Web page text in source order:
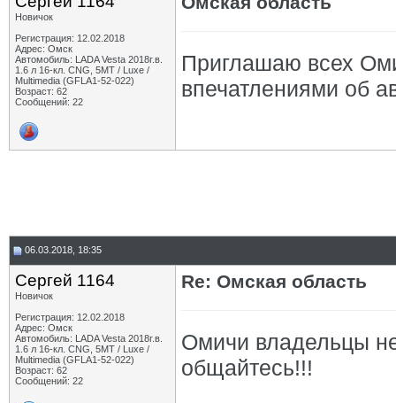
Новичок
Регистрация: 12.02.2018
Адрес: Омск
Автомобиль: LADA Vesta 2018г.в.
1.6 л 16-кл. CNG, 5МТ / Luxe /
Multimedia (GFLA1-52-022)
Возраст: 62
Сообщений: 22
Приглашаю всех
впечатлениями об
06.03.2018, 18:35
Сергей 1164
Новичок
Регистрация: 12.02.2018
Адрес: Омск
Автомобиль: LADA Vesta 2018г.в.
1.6 л 16-кл. CNG, 5МТ / Luxe /
Multimedia (GFLA1-52-022)
Возраст: 62
Сообщений: 22
Re: Омская область
Омичи владельцы
общайтесь!!!